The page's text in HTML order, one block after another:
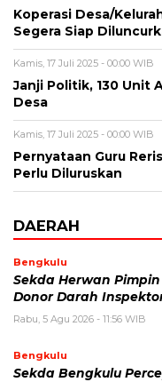
Koperasi Desa/
Segera Siap
Kamis, 17 Juli 2025 - 00:00 WIB
Janji Politik, 130 Unit
Desa
Kamis, 17 Juli 2025 - 00:00 WIB
Pernyataan Guru
Perlu Diluruskan
DAERAH
Bengkulu
Sekda Herwan
Donor Darah
Rabu, 5 Agu 2026 - 11:56 WIB
Bengkulu
Sekda Bengkulu